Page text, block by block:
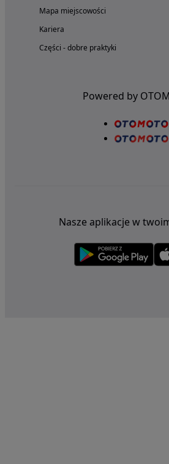
Mapa miejscowości
Kariera
Części - dobre praktyki
Powered by
Nasze aplikacje w